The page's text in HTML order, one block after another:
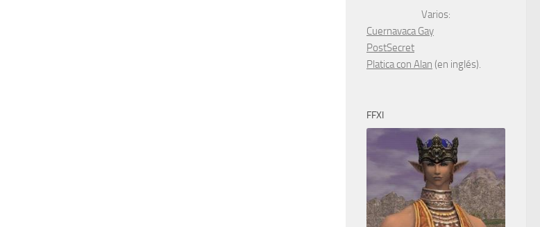
Varios:
Cuernavaca Gay
PostSecret
Platica con Alan (en inglés).
FFXI